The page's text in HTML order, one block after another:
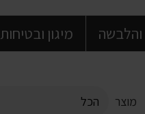
והלבשה מיגון ובטיחות
מוצר